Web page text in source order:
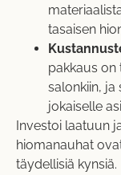
tasaisen
pakkaus on
salonkiin, ja
jokaiselle
Investoi laatuun
hiomanauhat
täydellisiä kynsiä.